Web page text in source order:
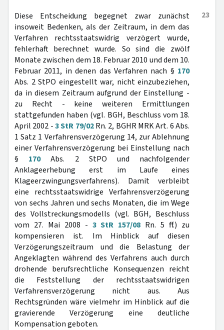
23
Diese Entscheidung begegnet zwar zunächst
insoweit Bedenken, als der Zeitraum, in dem das
Verfahren rechtsstaatswidrig verzögert wurde,
fehlerhaft berechnet wurde. So sind die zwölf
Monate zwischen dem 18. Februar 2010 und dem 10.
Februar 2011, in denen das Verfahren nach § 170
Abs. 2 StPO eingestellt war, nicht einzubeziehen,
da in diesem Zeitraum aufgrund der Einstellung -
zu Recht - keine weiteren Ermittlungen
stattgefunden haben (vgl. BGH, Beschluss vom 18.
April 2002 -3 StR 79/02Rn. 2, BGHR MRK Art. 6 Abs.
1 Satz 1 Verfahrensverzögerung 14, zur Ablehnung
einer Verfahrensverzögerung bei Einstellung nach
§ 170Abs. 2 StPO und nachfolgender
Anklageerhebung erst im Laufe eines
Klageerzwingungsverfahrens). Damit verbleibt
eine rechtsstaatswidrige Verfahrensverzögerung
von sechs Jahren und sechs Monaten, die im Wege
des Vollstreckungsmodells (vgl. BGH, Beschluss
vom 27. Mai 2008 - 3 StR 157/08 Rn. 5 ff.) zu
kompensieren ist. Im Hinblick auf diesen
Verzögerungszeitraum und die Belastung der
Angeklagten während des Verfahrens auch durch
drohende berufsrechtliche Konsequenzen reicht
die Feststellung der rechtsstaatswidrigen
Verfahrensverzögerung nicht aus. Aus
Rechtsgründen wäre vielmehr im Hinblick auf die
gravierende Verzögerung eine deutliche
Kompensation geboten.